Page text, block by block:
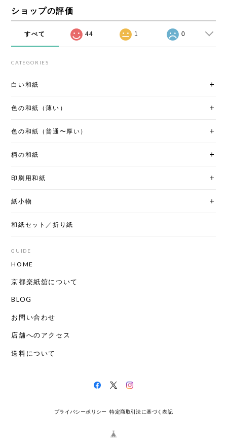
ショップの評価
すべて 44 1 0
CATEGORIES
白い和紙
色の和紙（薄い）
色の和紙（普通〜厚い）
柄の和紙
印刷用和紙
紙小物
和紙セット／折り紙
GUIDE
HOME
京都楽紙舘について
BLOG
お問い合わせ
店舗へのアクセス
送料について
プライバシーポリシー 特定商取引法に基づく表記